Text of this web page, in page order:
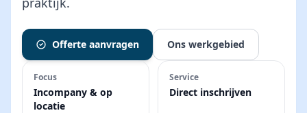
Offerte aanvragen Ons werkgebied
Focus
Incompany & op
locatie
Service
Direct inschrijven